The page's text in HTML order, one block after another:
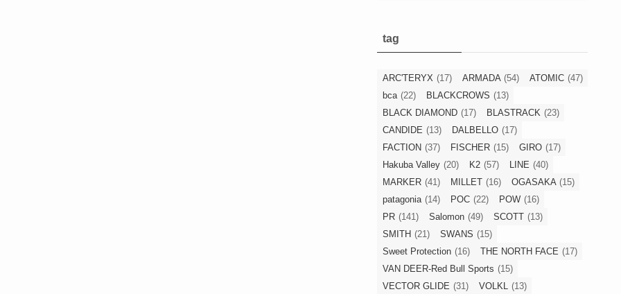
tag
ARC'TERYX (17) ARMADA (54) ATOMIC (47)
bca (22) BLACKCROWS (13)
BLACK DIAMOND (17) BLASTRACK (23)
CANDIDE (13) DALBELLO (17)
FACTION (37) FISCHER (15) GIRO (17)
Hakuba Valley (20) K2 (57) LINE (40)
MARKER (41) MILLET (16) OGASAKA (15)
patagonia (14) POC (22) POW (16)
PR (141) Salomon (49) SCOTT (13)
SMITH (21) SWANS (15)
Sweet Protection (16) THE NORTH FACE (17)
VAN DEER-Red Bull Sports (15)
VECTOR GLIDE (31) VOLKL (13)